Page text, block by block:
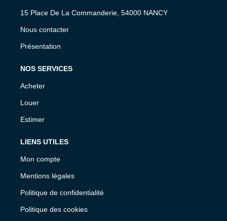
15 Place De La Commanderie, 54000 NANCY
Nous contacter
Présentation
NOS SERVICES
Acheter
Louer
Estimer
LIENS UTILES
Mon compte
Mentions légales
Politique de confidentialité
Politique des cookies